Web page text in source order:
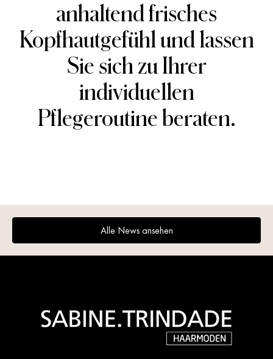
anhaltend frisches
Kopfhautgefühl und lassen
Sie sich zu Ihrer
individuellen
Pflegeroutine beraten.
Alle News ansehen